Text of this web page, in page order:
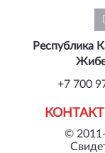
©
Республика
+7 700